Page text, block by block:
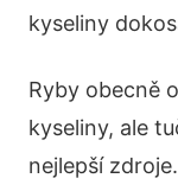
kyseliny
Ryby obecně
kyseliny, ale
nejlepší zdroje.